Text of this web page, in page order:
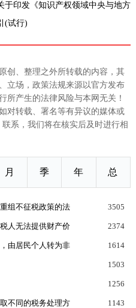
于印发《知识产权领域中央与地方
的通知
(试行)
创、整理之外所转载的内容，其
立场，政策法规来源以官方发布
所产生的法律风险与本网无关！
对转载、署名等有异议的媒体或
联系，我们将在核实后及时进行相
月 季 年 总
组不征税政策的法
3505
人无法提供财产价
2374
由居民个人转为非
1614
1503
1256
不同的税务处理方
1143